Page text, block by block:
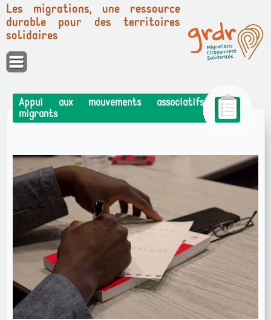
Panneau de gestion des cookies
Les migrations, une ressource
durable pour des territoires
solidaires
Appui aux mouvements associatifs
migrants